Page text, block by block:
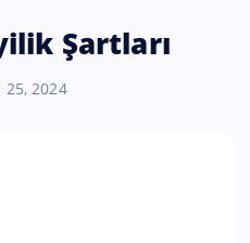
Şartları
25, 2024